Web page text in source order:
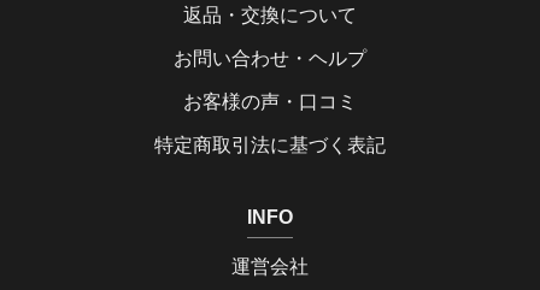
返品・交換について
お問い合わせ・ヘルプ
お客様の声・口コミ
特定商取引法に基づく表記
INFO
運営会社